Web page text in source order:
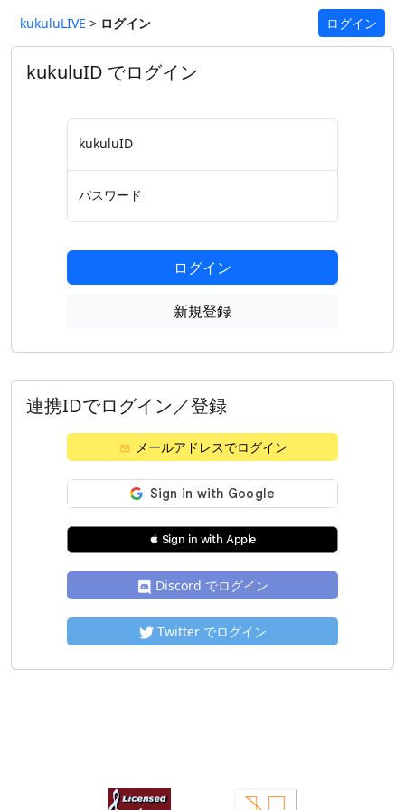
kukuluLIVE > ログイン ログイン
kukuluID でログイン
kukuluID
パスワード
ログイン
新規登録
連携IDでログイン／登録
メールアドレスでログイン
 Sign in with Apple
Discord でログイン
Twitter でログイン